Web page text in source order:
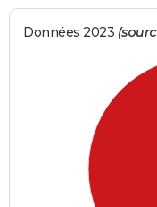
Données 2023